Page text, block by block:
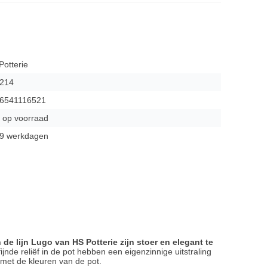
op voorraad
werkdagen
lijn Lugo van HS Potterie zijn stoer en elegant te
reliëf in de pot hebben een eigenzinnige uitstraling
de kleuren van de pot.